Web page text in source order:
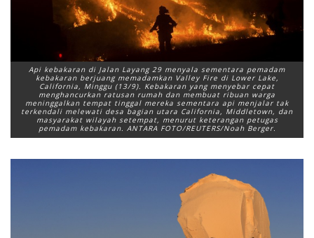
Api kebakaran di Jalan Layang 29 menyala sementara pemadam
kebakaran berjuang memadamkan Valley Fire di Lower Lake,
California, Minggu (13/9). Kebakaran yang menyebar cepat
menghancurkan ratusan rumah dan membuat ribuan warga
meninggalkan tempat tinggal mereka sementara api menjalar tak
terkendali melewati desa bagian utara California, Middletown, dan
masyarakat wilayah setempat, menurut keterangan petugas
pemadam kebakaran. ANTARA FOTO/REUTERS/Noah Berger.